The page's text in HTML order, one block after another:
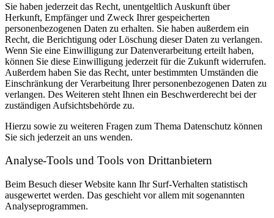
Sie haben jederzeit das Recht, unentgeltlich Auskunft über
Herkunft, Empfänger und Zweck Ihrer gespeicherten
personenbezogenen Daten zu erhalten. Sie haben außerdem ein
Recht, die Berichtigung oder Löschung dieser Daten zu verlangen.
Wenn Sie eine Einwilligung zur Datenverarbeitung erteilt haben,
können Sie diese Einwilligung jederzeit für die Zukunft widerrufen.
Außerdem haben Sie das Recht, unter bestimmten Umständen die
Einschränkung der Verarbeitung Ihrer personenbezogenen Daten zu
verlangen. Des Weiteren steht Ihnen ein Beschwerderecht bei der
zuständigen Aufsichtsbehörde zu.
Hierzu sowie zu weiteren Fragen zum Thema Datenschutz können
Sie sich jederzeit an uns wenden.
Analyse-Tools und Tools von Dritt­anbietern
Beim Besuch dieser Website kann Ihr Surf-Verhalten statistisch
ausgewertet werden. Das geschieht vor allem mit sogenannten
Analyseprogrammen.